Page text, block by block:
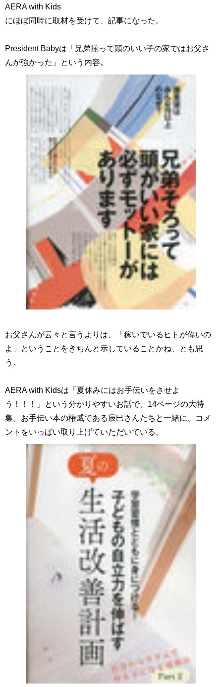
AERA with Kids
にほぼ同時に取材を受けて、記事になった。
President Babyは「兄弟揃って頭のいい子の家ではお父さ
んが強かった」という内容。
お父さんが云々と言うよりは、「稼いでいるヒトが偉いの
よ」ということをきちんと示していることかね、とも思
う。
AERA with Kidsは「夏休みにはお手伝いをさせよ
う！！！」という分かりやすいお話で、14ページの大特
集。お手伝い本の権威である辰巳さんたちと一緒に、コメ
ントをいっぱい取り上げていただいている。